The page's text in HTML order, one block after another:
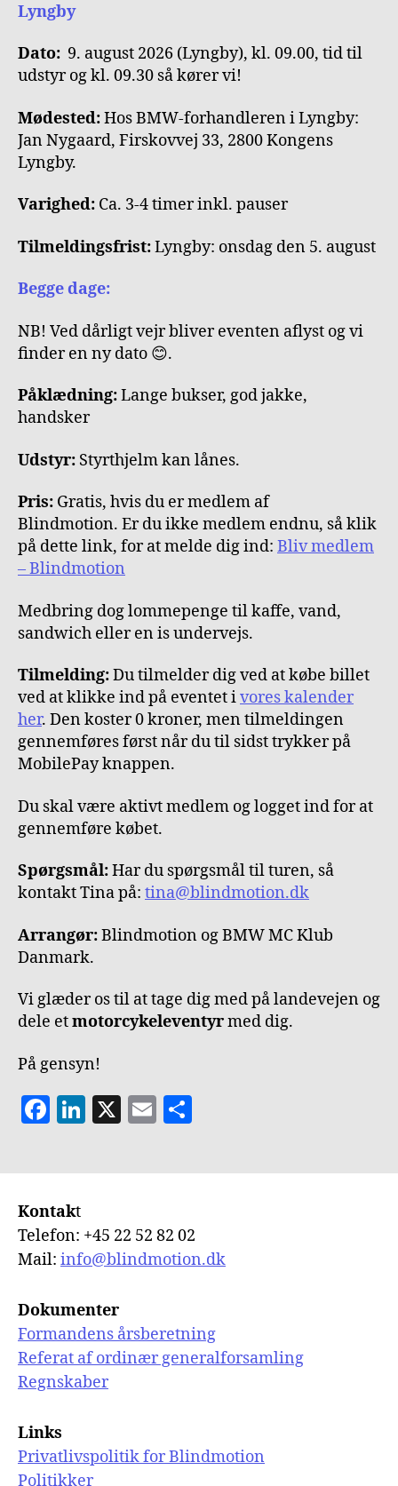
Lyngby
Dato: 9. august 2026 (Lyngby), kl. 09.00, tid til
udstyr og kl. 09.30 så kører vi!
Mødested:Hos BMW-forhandleren i Lyngby:
Jan Nygaard, Firskovvej 33, 2800 Kongens
Lyngby.
Varighed: Ca. 3-4 timer inkl. pauser
Tilmeldingsfrist:Lyngby: onsdag den 5. august
Begge dage:
NB! Ved dårligt vejr bliver eventen aflyst og vi
finder en ny dato 😊.
Påklædning:Lange bukser, god jakke,
handsker
Udstyr: Styrthjelm kan lånes.
Pris: Gratis, hvis du er medlem af
Blindmotion. Er du ikke medlem endnu, så klik
på dette link, for at melde dig ind: Bliv medlem
– Blindmotion
Medbring dog lommepenge til kaffe, vand,
sandwich eller en is undervejs.
Tilmelding:Du tilmelder dig ved at købe billet
ved at klikke ind på eventet ivores kalender
her. Den koster 0 kroner, men tilmeldingen
gennemføres først når du til sidst trykker på
MobilePay knappen.
Du skal være aktivt medlem og logget ind for at
gennemføre købet.
Spørgsmål:Har du spørgsmål til turen, så
kontakt Tina på: tina@blindmotion.dk
Arrangør:Blindmotion og BMW MC Klub
Danmark.
Vi glæder os til at tage dig med på landevejen og
dele etmotorcykeleventyrmed dig.
På gensyn!
F
c
b
o
k
Li
k
dI
n
X
E
ai a
Kontakt
Telefon: +45 22 52 82 02
Mail: info@blindmotion.dk
Dokumenter
Formandens årsberetning
Referat af ordinær generalforsamling
Regnskaber
Links
Privatlivspolitik for Blindmotion
Politikker